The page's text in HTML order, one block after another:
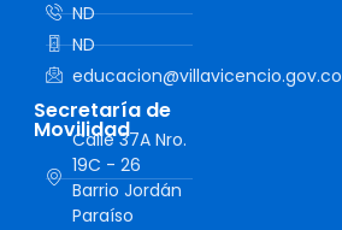
ND
ND
educacion@villavicencio.gov.co
Secretaría de
Movilidad
Calle 37A Nro.
19C - 26
Barrio Jordán
Paraíso